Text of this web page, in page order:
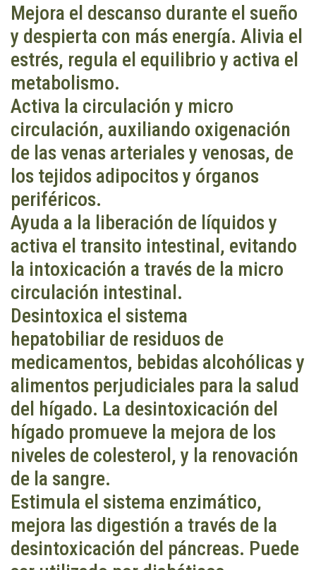
Mejora el descanso durante el sueño
y despierta con más energía. Alivia el
estrés, regula el equilibrio y activa el
metabolismo.
Activa la circulación y micro
circulación, auxiliando oxigenación
de las venas arteriales y venosas, de
los tejidos adipocitos y órganos
periféricos.
Ayuda a la liberación de líquidos y
activa el transito intestinal, evitando
la intoxicación a través de la micro
circulación intestinal.
Desintoxica el sistema
hepatobiliar de residuos de
medicamentos, bebidas alcohólicas y
alimentos perjudiciales para la salud
del hígado. La desintoxicación del
hígado promueve la mejora de los
niveles de colesterol, y la renovación
de la sangre.
Estimula el sistema enzimático,
mejora las digestión a través de la
desintoxicación del páncreas. Puede